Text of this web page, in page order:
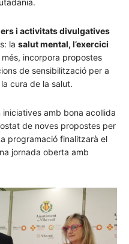
i activitats divulgatives
la salut mental, l’exercici
més, incorpora propostes
de sensibilització per a
cura de la salut.
amb bona acollida
de noves propostes per
programació finalitzarà el
jornada oberta amb